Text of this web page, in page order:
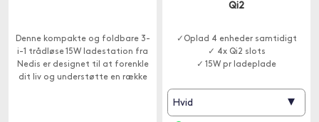
Denne kompakte og foldbare 3-
i-1 trådløse 15W ladestation fra
Nedis er designet til at forenkle
dit liv og understøtte en række
Qi2
✓Oplad 4 enheder samtidigt
✓ 4x Qi2 slots
✓ 15W pr ladeplade
Hvid ▾